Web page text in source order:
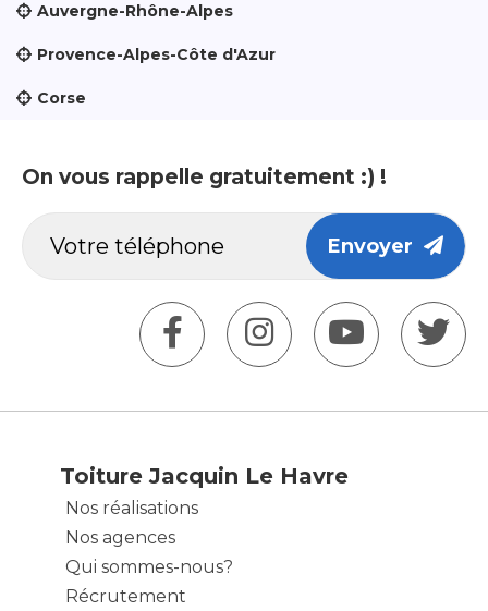
Auvergne-Rhône-Alpes
Provence-Alpes-Côte d'Azur
Corse
On vous rappelle gratuitement :) !
Envoyer
Toiture Jacquin Le Havre
Nos réalisations
Nos agences
Qui sommes-nous?
Récrutement